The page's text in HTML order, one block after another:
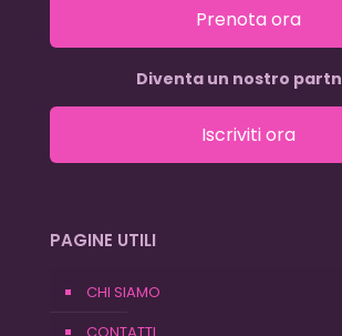
Prenota ora
Diventa un nostro
Iscriviti ora
PAGINE UTILI
CHI SIAMO